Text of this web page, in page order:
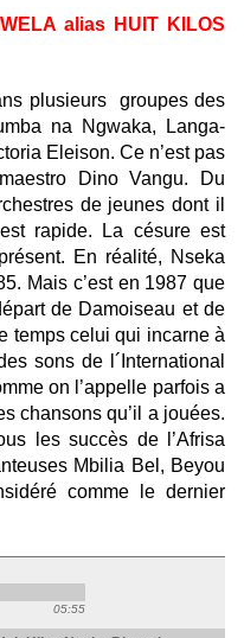
alias HUIT KILOS
plusieurs groupes des
na Ngwaka, Langa-
Eleison. Ce n’est pas
Dino Vangu. Du
de jeunes dont il
rapide. La césure est
En réalité, Nseka
Mais c’est en 1987 que
de Damoiseau et de
temps celui qui incarne à
sons de l´International
on l’appelle parfois a
chansons qu’il a jouées.
les succès de l’Afrisa
Mbilia Bel, Beyou
comme le dernier